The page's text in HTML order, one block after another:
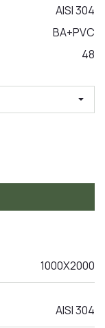
AISI 304
BA+PVC
48
arrow_drop_down
1000X2000
AISI 304